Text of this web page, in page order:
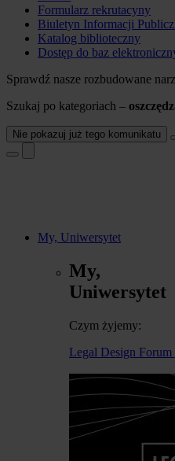
Formularz rekrutacyny
Biuletyn Informacji
Katalog biblioteczny
Dostęp do baz
Sprawdź nasze rozbudowane
Szukaj po kategoriach –
Nie pokazuj już tego komunikatu
My, Uniwersytet
My,
Uniwersytet
Czym żyjemy:
Legal Design Forum